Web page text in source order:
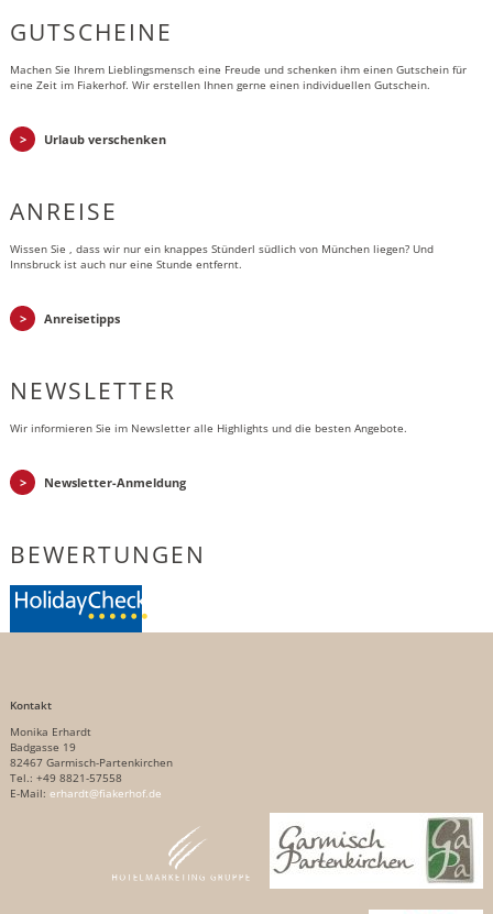
GUTSCHEINE
Machen Sie Ihrem Lieblingsmensch eine Freude und schenken ihm einen Gutschein für
eine Zeit im Fiakerhof. Wir erstellen Ihnen gerne einen individuellen Gutschein.
Urlaub verschenken
ANREISE
Wissen Sie , dass wir nur ein knappes Stünderl südlich von München liegen? Und
Innsbruck ist auch nur eine Stunde entfernt.
Anreisetipps
NEWSLETTER
Wir informieren Sie im Newsletter alle Highlights und die besten Angebote.
Newsletter-Anmeldung
BEWERTUNGEN
Kontakt
Monika Erhardt
Badgasse 19
82467 Garmisch-Partenkirchen
Tel.: +49 8821-57558
E-Mail: erhardt@fiakerhof.de